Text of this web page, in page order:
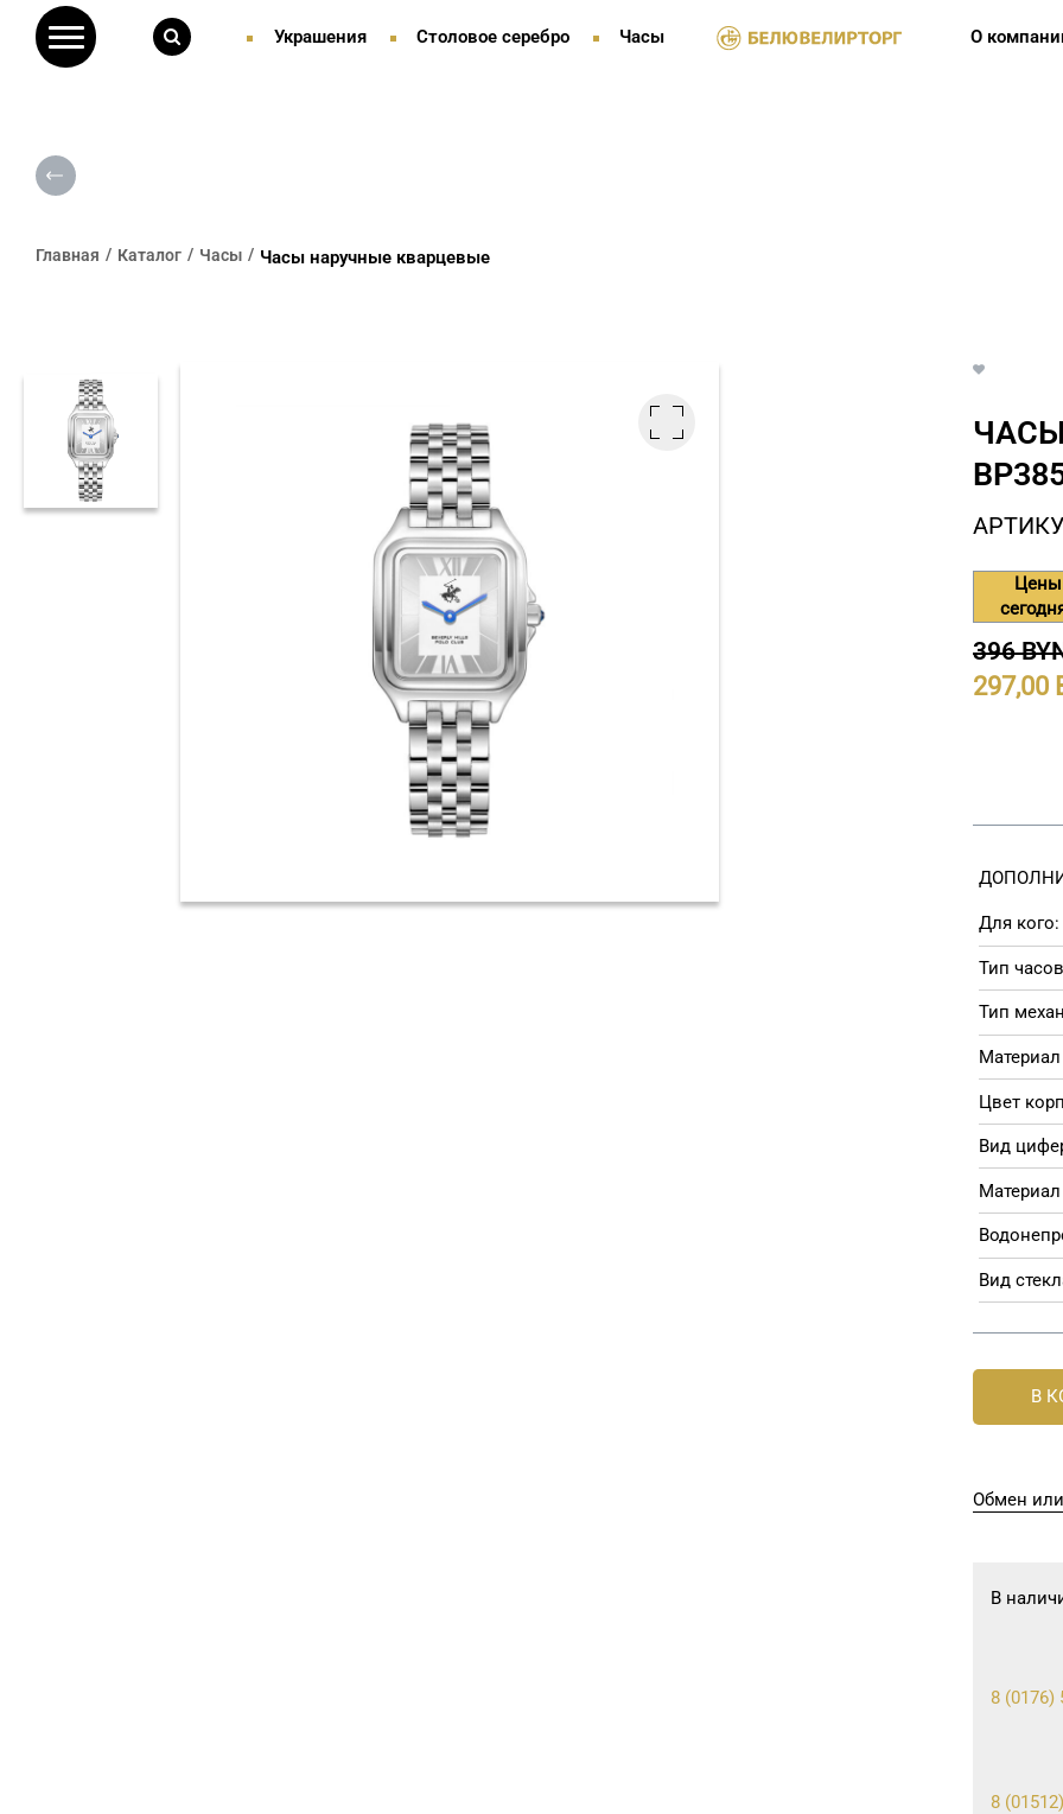
Украшения Столовое серебро Часы О
Главная Каталог Часы Часы наручные кварцевые
Цены
396
297,00
Для кого:
Тип
Тип
Цвет
Вид
Материал
Вид
В
Обмен
В
8 (0176)
8